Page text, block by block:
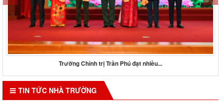
Chi bộ Khoa Xây dựng Đảng tổ chức sinh...
TIN TỨC NHÀ TRƯỜNG